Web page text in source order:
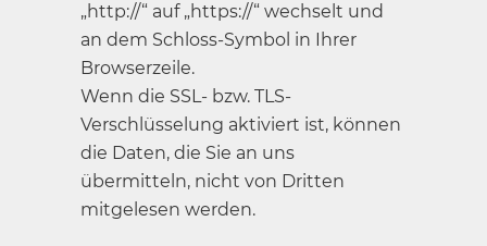
„http://“ auf „https://“ wechselt und
an dem Schloss-Symbol in Ihrer
Browserzeile.
Wenn die SSL- bzw. TLS-
Verschlüsselung aktiviert ist, können
die Daten, die Sie an uns
übermitteln, nicht von Dritten
mitgelesen werden.